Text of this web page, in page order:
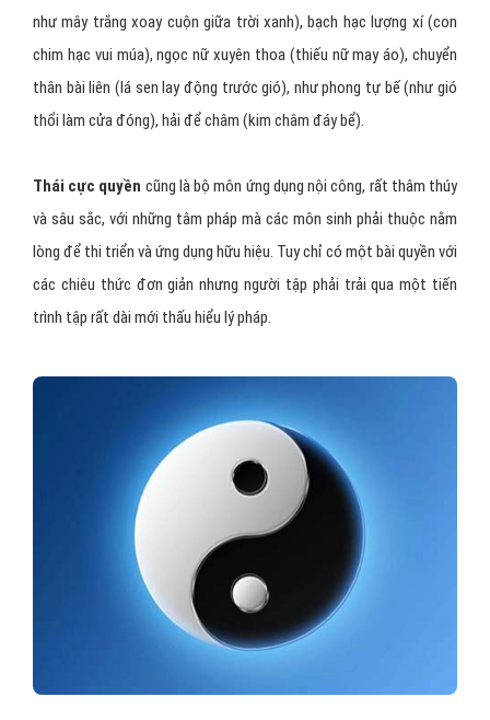
như mây trắng xoay cuộn giữa trời xanh), bạch hạc lượng xí (con
chim hạc vui múa), ngọc nữ xuyên thoa (thiếu nữ may áo), chuyển
thân bài liên (lá sen lay động trước gió), như phong tự bế (như gió
thổi làm cửa đóng), hải để châm (kim châm đáy bể).
Thái cực quyền cũng là bộ môn ứng dụng nội công, rất thâm thúy
và sâu sắc, với những tâm pháp mà các môn sinh phải thuộc nằm
lòng để thi triển và ứng dụng hữu hiệu. Tuy chỉ có một bài quyền với
các chiêu thức đơn giản nhưng người tập phải trải qua một tiến
trình tập rất dài mới thấu hiểu lý pháp.